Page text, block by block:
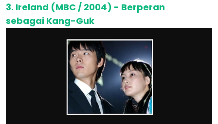
3. Ireland (MBC / 2004) - Berperan
sebagai Kang-Guk